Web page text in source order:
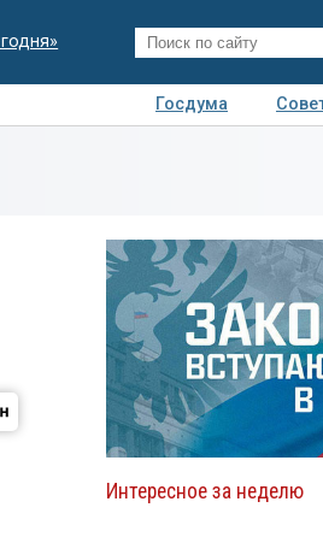
Госдума
Интересное за неделю